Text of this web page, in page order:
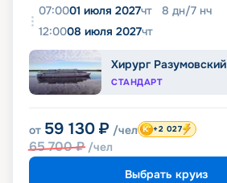
07:0001 июля 2027чт 8 дн/7 нч
12:0008 июля 2027чт
Хирург Разумовский
СТАНДАРТ
от 59 130 ₽ /чел
65 700₽ /чел
+2 027
Выбрать круиз